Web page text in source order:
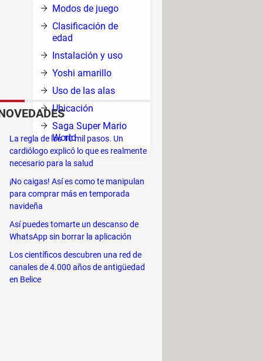
Modos de juego
Clasificación de
edad
Instalación y uso
Yoshi amarillo
Uso de las alas
Ubicación
Saga Super Mario
World
a
determinado.
diversas novedades. Por
vida comiéndose a todos los
La regla de los 10 mil pasos. Un
cardiólogo explicó lo que es realmente
necesario para la salud
¡No caigas! Así es como te manipulan
para comprar más en temporada
navideña
Así puedes tomarte un descanso de
WhatsApp sin borrar la aplicación
Los científicos descubren una red de
canales de 4.000 años de antigüedad
en Belice